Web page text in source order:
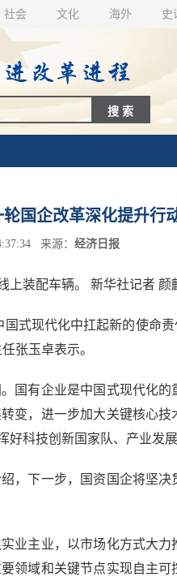
社会 文化 海外 史
国企改革深化提升行
来源： 经济日报
装配车辆。 新华社记者 颜
现代化中扛起新的使命责
张玉卓表示。
有企业是中国式现代化的
，进一步加大关键核心技
科技创新国家队、产业发
下一步，国资国企将坚决
主业，以市场化方式大力
领域和关键节点实现自主